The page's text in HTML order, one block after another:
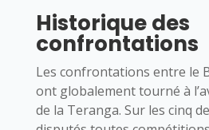
Historique des
confrontations
Les confrontations entre le
ont globalement tourné à
de la Teranga. Sur les cinq